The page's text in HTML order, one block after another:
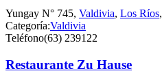
Yungay N° 745, Valdivia, Los Ríos,
Categoría:Valdivia
Teléfono(63) 239122
Restaurante Zu Hause